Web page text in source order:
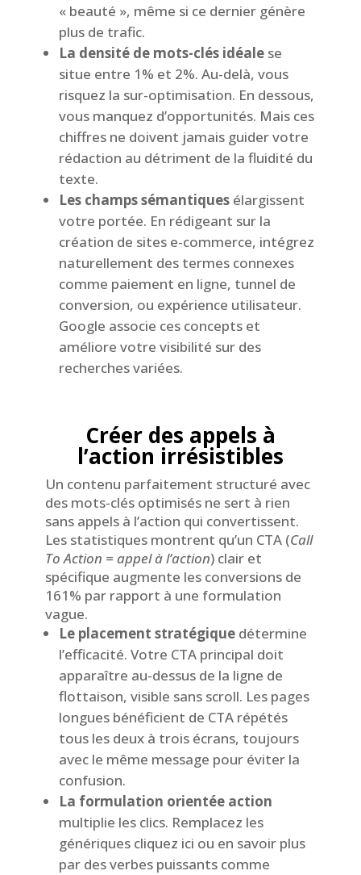
« beauté », même si ce dernier génère
plus de trafic.
La densité de mots-clés idéalese
situe entre 1% et 2%. Au-delà, vous
risquez la sur-optimisation. En dessous,
vous manquez d’opportunités. Mais ces
chiffres ne doivent jamais guider votre
rédaction au détriment de la fluidité du
texte.
Les champs sémantiquesélargissent
votre portée. En rédigeant sur la
création de sites e-commerce, intégrez
naturellement des termes connexes
comme paiement en ligne, tunnel de
conversion, ou expérience utilisateur.
Google associe ces concepts et
améliore votre visibilité sur des
recherches variées.
Créer des appels à
l’action irrésistibles
Un contenu parfaitement structuré avec
des mots-clés optimisés ne sert à rien
sans appels à l’action qui convertissent.
Les statistiques montrent qu’un CTA (Call
To Action = appel à l’action) clair et
spécifique augmente les conversions de
161% par rapport à une formulation
vague.
Le placement stratégiquedétermine
l’efficacité. Votre CTA principal doit
apparaître au-dessus de la ligne de
flottaison, visible sans scroll. Les pages
longues bénéficient de CTA répétés
tous les deux à trois écrans, toujours
avec le même message pour éviter la
confusion.
La formulation orientée action
multiplie les clics. Remplacez les
génériques cliquez ici ou en savoir plus
par des verbes puissants comme